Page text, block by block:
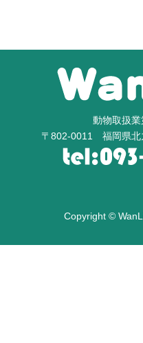
動物取扱
〒802-0011 福岡県北
Copyright ©